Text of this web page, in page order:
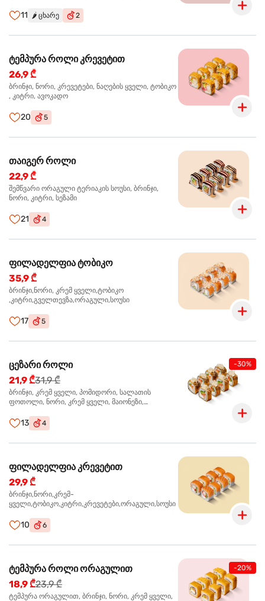
11 🌶️ ცხარე 2
ტემპურა როლი კრევეტით
26,9 ₾
ბრინჯი, ნორი, კრევეტები, ნაღების ყველი, ტობიკო
, კიტრი, ავოკადო
20 5
თაიგერ როლი
22,9 ₾
შემწვარი ორაგული ტერიაკის სოუსი, ბრინჯი,
ნორი, კიტრი, სეზამი
21 4
ფილადელფია ტობიკო
35,9 ₾
ბრინჯი,ნორი, კრემ ყველი,ტობიკო
,კიტრი,გველთევზა,ორაგული,სოუსი
17 5
-30%
ცეზარი როლი
21,9 ₾31,9 ₾
ბრინჯი, კრემ ყველი, პომიდორი, სალათის
ფოთოლი, ნორი, კრემ ყველი, მაიონეზი,
შებოლილი ქათმის ფილე
13 4
ფილადელფია კრევეტით
29,9 ₾
ბრინჯი,ნორი,კრემ-
ყველი,ტობიკო,კიტრი,კრევეტები,ორაგული,სოუსი
10 6
-20%
ტემპურა როლი ორაგულით
18,9 ₾23,9 ₾
ტემპურა ორაგულით, ბრინჯი, ნორი, კრემ ყველი,